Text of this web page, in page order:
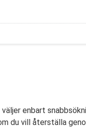
enbart
du vill återställa